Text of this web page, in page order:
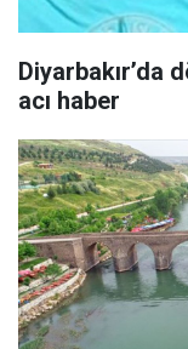
Diyarbakır’da
acı haber